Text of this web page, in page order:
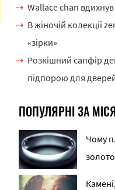
Wallace chan
В жіночій колекції
«зірки»
Розкішний сапфір
підпорою для
ПОПУЛЯРНІ ЗА
Чому